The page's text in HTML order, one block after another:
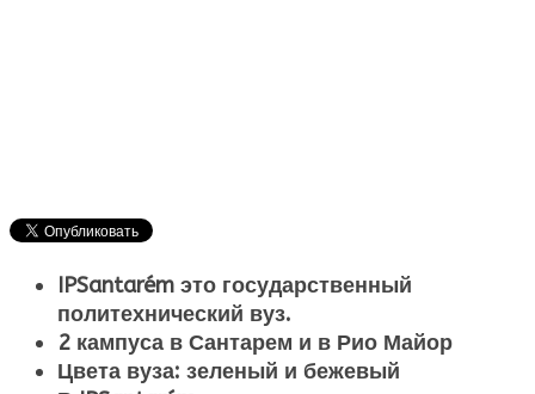
IPSantarém это государственный
политехнический вуз.
2 кампуса в Сантарем и в Рио Майор
Цвета вуза: зеленый и бежевый